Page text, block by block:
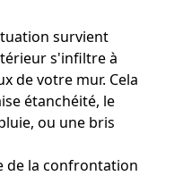
survient
s'infiltre à
de votre mur. Cela
étanchéité, le
ou une bris
de la confrontation